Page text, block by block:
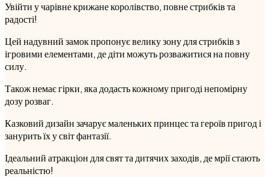
Увійти у чарівне крижане королівство, повне стрибків та
радості!
Цей надувний замок пропонує велику зону для стрибків з
ігровими елементами, де діти можуть розважитися на повну
силу.
Також немає гірки, яка додасть кожному пригоді непомірну
дозу розваг.
Казковий дизайн зачарує маленьких принцес та героїв пригод і
занурить їх у світ фантазії.
Ідеальний атракціон для свят та дитячих заходів, де мрії стають
реальністю!